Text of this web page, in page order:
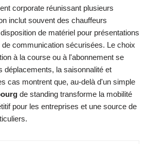
corporate réunissant plusieurs
inclut souvent des chauffeurs
de matériel pour présentations
communication sécurisées. Le choix
à la course ou à l'abonnement se
déplacements, la saisonnalité et
cas montrent que, au-delà d'un simple
de standing transforme la mobilité
pour les entreprises et une source de